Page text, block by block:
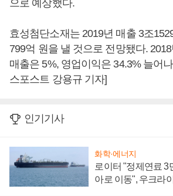
으로 예상했다.
효성첨단소재는 2019년 매출 3조
799억 원을 낼 것으로 전망됐다.
매출은 5%, 영업이익은 34.3% 늘어
스포스트 강용규 기자]
인기기사
화학·에너지
로이터 "정제연료 3
아로 이동", 우크라